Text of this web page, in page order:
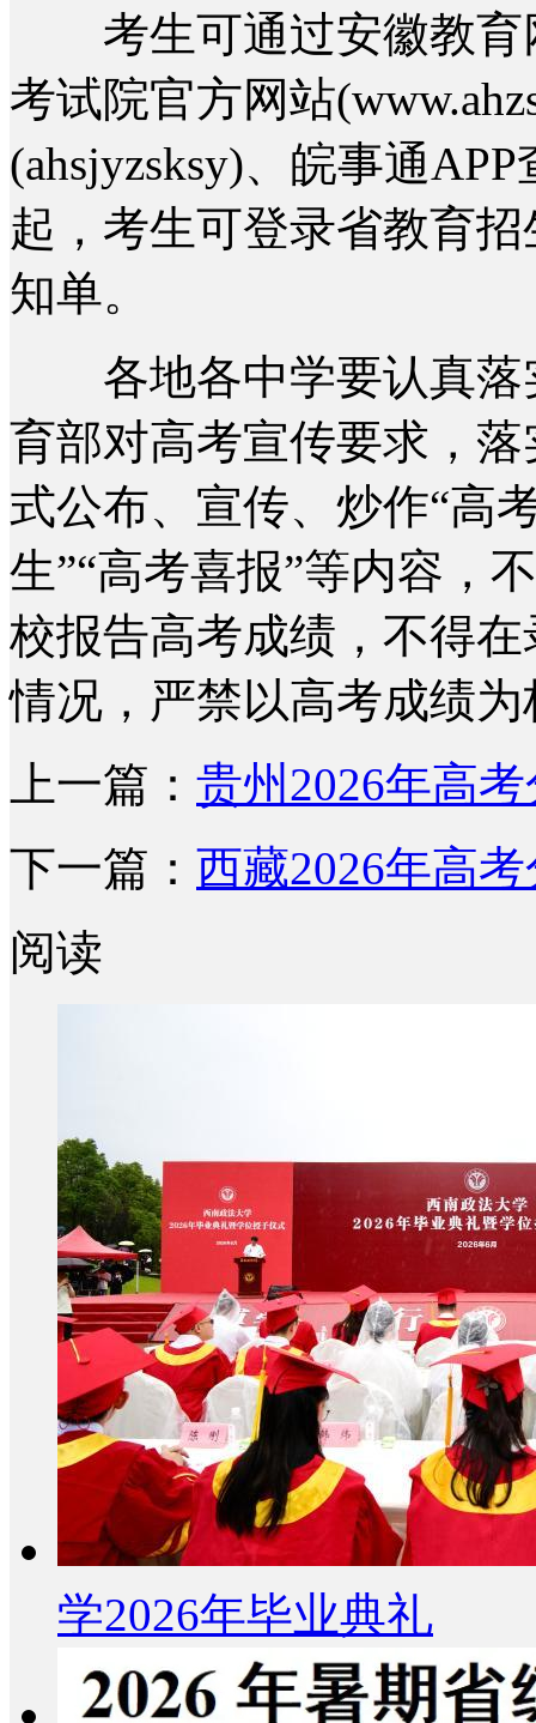
考生可通过安徽教育
考试院官方网站
(ahsjyzsksy)、皖事通
起，考生可登录省教育
知单。
各地各中学要认真落
育部对高考宣传要求，
式公布、宣传、炒作“高
生”“高考喜报”等内容，
校报告高考成绩，不得
情况，严禁以高考成绩
上一篇： 贵州2026年高
下一篇： 西藏2026年高
阅读
学2026年毕业典礼